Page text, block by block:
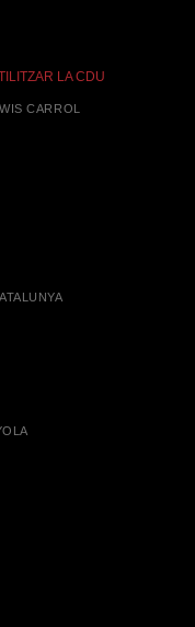
LA CDU
CARROL